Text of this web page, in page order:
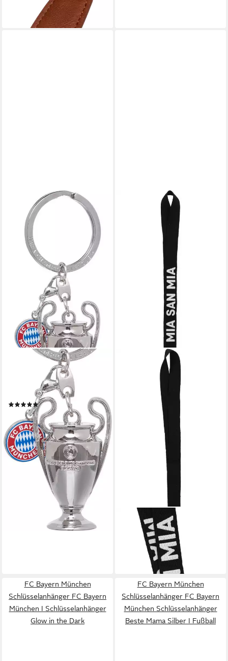
ab 14,95 €
lieferbar - in 2-3 Werktagen bei dir
FC BAYERN MÜNCHEN
Schlüsselanhänger
Schlüsselanhänger UCL
(1)
14,79 €
lieferbar - in 3-4 Werktagen bei dir
FC BAYERN MÜNCHEN
Schlüsselanhänger
Schlüsselband
lieferbar - in 7-9 Werktagen bei dir
FC Bayern München
Schlüsselanhänger FC Bayern
München I Schlüsselanhänger
Glow in the Dark
FC Bayern München
Schlüsselanhänger FC Bayern
München Schlüsselanhänger
Beste Mama Silber I Fußball